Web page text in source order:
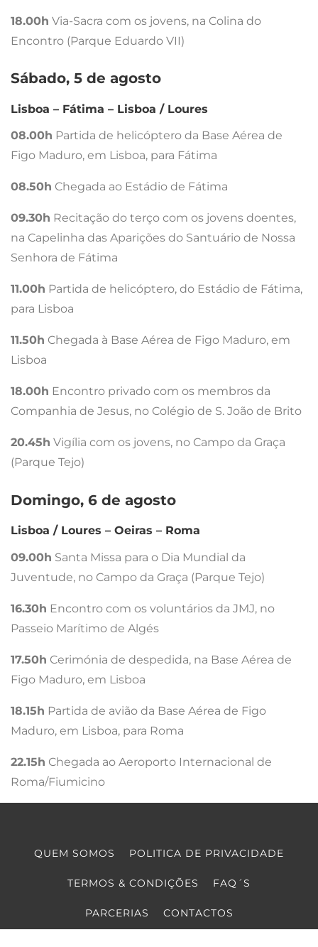
18.00h Via-Sacra com os jovens, na Colina do
Encontro (Parque Eduardo VII)
Sábado, 5 de agosto
Lisboa – Fátima – Lisboa / Loures
08.00h Partida de helicóptero da Base Aérea de
Figo Maduro, em Lisboa, para Fátima
08.50h Chegada ao Estádio de Fátima
09.30h Recitação do terço com os jovens doentes,
na Capelinha das Aparições do Santuário de Nossa
Senhora de Fátima
11.00h Partida de helicóptero, do Estádio de Fátima,
para Lisboa
11.50h Chegada à Base Aérea de Figo Maduro, em
Lisboa
18.00h Encontro privado com os membros da
Companhia de Jesus, no Colégio de S. João de Brito
20.45h Vigília com os jovens, no Campo da Graça
(Parque Tejo)
Domingo, 6 de agosto
Lisboa / Loures – Oeiras – Roma
09.00h Santa Missa para o Dia Mundial da
Juventude, no Campo da Graça (Parque Tejo)
16.30h Encontro com os voluntários da JMJ, no
Passeio Marítimo de Algés
17.50h Cerimónia de despedida, na Base Aérea de
Figo Maduro, em Lisboa
18.15h Partida de avião da Base Aérea de Figo
Maduro, em Lisboa, para Roma
22.15h Chegada ao Aeroporto Internacional de
Roma/Fiumicino
QUEM SOMOS POLITICA DE PRIVACIDADE
TERMOS & CONDIÇÕES FAQ´S
PARCERIAS CONTACTOS